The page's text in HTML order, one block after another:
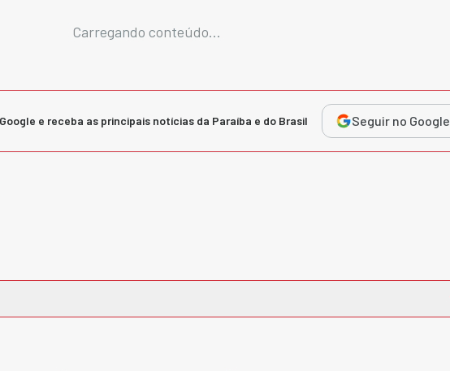
Carregando conteúdo...
e receba as principais notícias da Paraíba e do Brasil Seguir no Google